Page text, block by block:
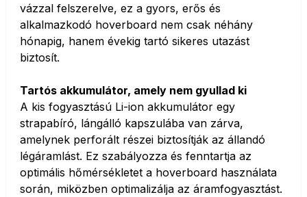
vázzal felszerelve, ez a gyors, erős és
alkalmazkodó hoverboard nem csak néhány
hónapig, hanem évekig tartó sikeres utazást
biztosít.
Tartós akkumulátor, amely nem gyullad ki
A kis fogyasztású Li-ion akkumulátor egy
strapabíró, lángálló kapszulába van zárva,
amelynek perforált részei biztosítják az állandó
légáramlást. Ez szabályozza és fenntartja az
optimális hőmérsékletet a hoverboard használata
során, miközben optimalizálja az áramfogyasztást.